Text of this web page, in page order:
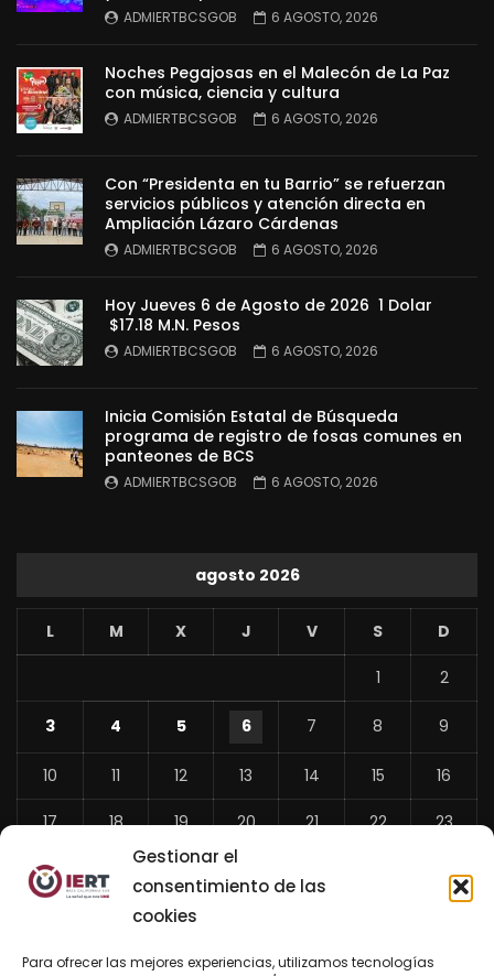
Gestionar el
consentimiento de las
cookies
Para ofrecer las mejores experiencias, utilizamos tecnologías
ADMIERTBCSGOB 6 AGOSTO, 2026
Noches Pegajosas en el Malecón de La Paz
con música, ciencia y cultura
ADMIERTBCSGOB 6 AGOSTO, 2026
Con “Presidenta en tu Barrio” se refuerzan
servicios públicos y atención directa en
Ampliación Lázaro Cárdenas
ADMIERTBCSGOB 6 AGOSTO, 2026
Hoy Jueves 6 de Agosto de 2026 1 Dolar
$17.18 M.N. Pesos
ADMIERTBCSGOB 6 AGOSTO, 2026
Inicia Comisión Estatal de Búsqueda
programa de registro de fosas comunes en
panteones de BCS
ADMIERTBCSGOB 6 AGOSTO, 2026
agosto 2026
L M X J V S D
1 2
3 4 5 6 7 8 9
10 11 12 13 14 15 16
17 18 19 20 21 22 23
24 26 27